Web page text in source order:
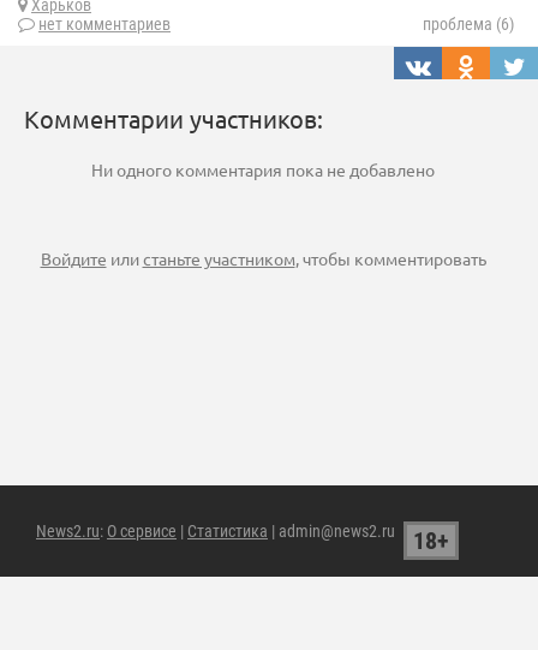
Харьков
нет комментариев
проблема (6)
Комментарии участников:
Ни одного комментария пока не добавлено
Войдите илистаньте участником, чтобы комментировать
News2.ru: О сервисе | Статистика | admin@news2.ru 18+